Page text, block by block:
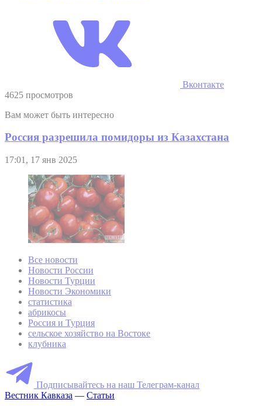
Вконтакте
4625 просмотров
Вам может быть интересно
Россия разрешила помидоры из Казахстана
17:01, 17 янв 2025
Все новости
Новости России
Новости Турции
Новости Экономики
статистика
абрикосы
Россия и Турция
сельское хозяйство на Востоке
клубника
Подписывайтесь на наш Телеграм-канал
Вестник Кавказа — Статьи